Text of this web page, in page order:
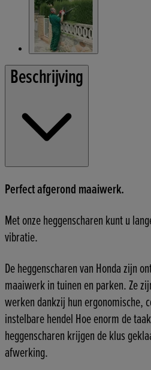
Beschrijving
Perfect afgerond maaiwerk.
Met onze heggenscharen kunt u
vibratie.
De heggenscharen van Honda zijn
maaiwerk in tuinen en parken. Ze
werken dankzij hun ergonomische,
instelbare hendel Hoe enorm de
heggenscharen krijgen de klus
afwerking.